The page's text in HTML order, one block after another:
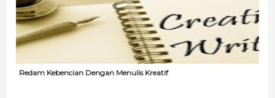
Redam Kebencian Dengan Menulis Kreatif